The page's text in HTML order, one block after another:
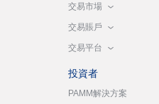
交易市場
交易賬戶
交易平台
投資者
PAMM解決方案